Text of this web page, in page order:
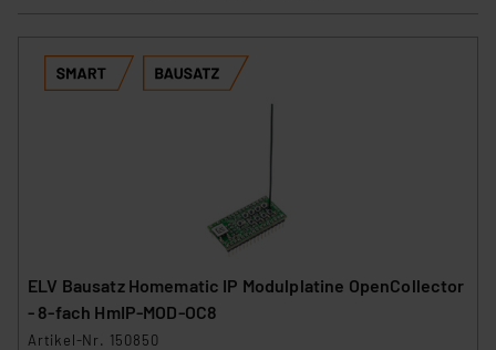
ELV Bausatz Homematic IP Modulplatine OpenCollector
- 8-fach HmIP-MOD-OC8
Artikel-Nr. 150850